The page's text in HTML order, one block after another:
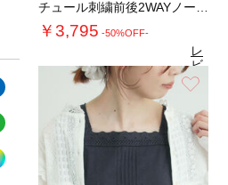
￥3,795 -50%OFF-
4.6（30）
レ
ビ
ュ
ー
を
見
る